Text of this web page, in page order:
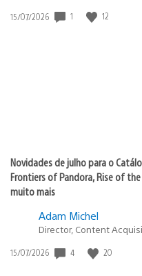
Data
15/07/2026 1 12
Novidades de julho para o
Frontiers of Pandora, Rise of
muito mais
Adam Michel
Director, Content
Data
15/07/2026 4 20